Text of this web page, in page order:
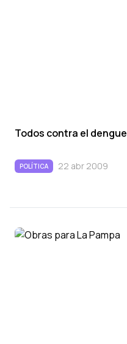
Todos contra el dengue
POLÍTICA 22 abr 2009